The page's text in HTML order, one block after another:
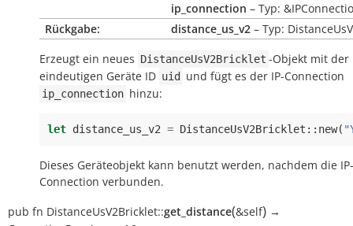
ip_connection – Typ:
Rückgabe:
distance_us_v2 – Typ:
Erzeugt ein neues DistanceUsV2Bricklet -Objekt mit der
eindeutigen Geräte ID uid und fügt es der IP-Connection
ip_connection hinzu:
let distance_us_v2 = DistanceUsV2Bricklet :: new(
Dieses Geräteobjekt kann benutzt werden, nachdem die IP-
Connection verbunden.
pub fn DistanceUsV2Bricklet::get_distance(&self) →